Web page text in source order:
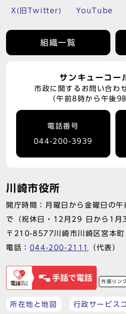
X(旧Twitter) YouTube
組織一覧
サンキューコー
市政に関するお問い合わ
（午前8時から午後
電話番号
044-200-3939
川崎市役所
開庁時間：月曜日から金曜日の
で（祝休日・12月29 日から1月3
〒210-8577川崎市川崎区宮本町
電話： 044-200-2111 （代表）
外部リンク
所在地と地図 行政サービス